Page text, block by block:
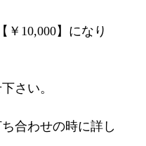
10,000】になり
さい。
合わせの時に詳し